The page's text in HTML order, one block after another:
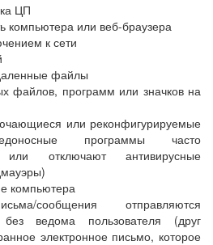
ЦП
компьютера или веб-браузера
к сети
файлы
файлов, программ или значков на
или реконфигурируемые
программы часто
или отключают антивирусные
компьютера
сообщения отправляются
ведома пользователя (друг
электронное письмо, которое